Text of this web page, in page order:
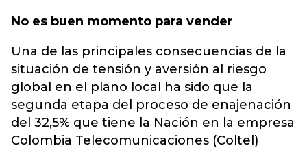
No es buen momento para vender
Una de las principales consecuencias de la
situación de tensión y aversión al riesgo
global en el plano local ha sido que la
segunda etapa del proceso de enajenación
del 32,5% que tiene la Nación en la empresa
Colombia Telecomunicaciones (Coltel)